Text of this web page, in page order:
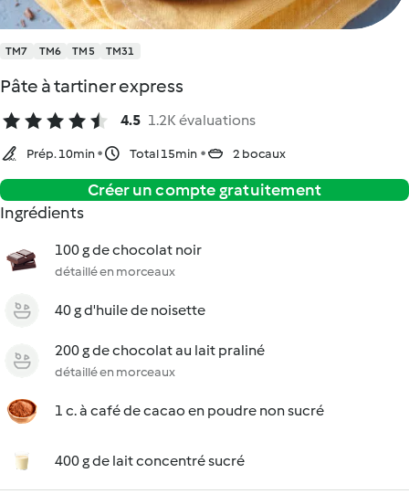
TM7 TM6 TM5 TM31
Pâte à tartiner express
4.5 1.2K évaluations
Prép. 10min Total 15min 2 bocaux
Créer un compte gratuitement
Ingrédients
100 g de chocolat noir
détaillé en morceaux
40 g d'huile de noisette
200 g de chocolat au lait praliné
détaillé en morceaux
1 c. à café de cacao en poudre non sucré
400 g de lait concentré sucré